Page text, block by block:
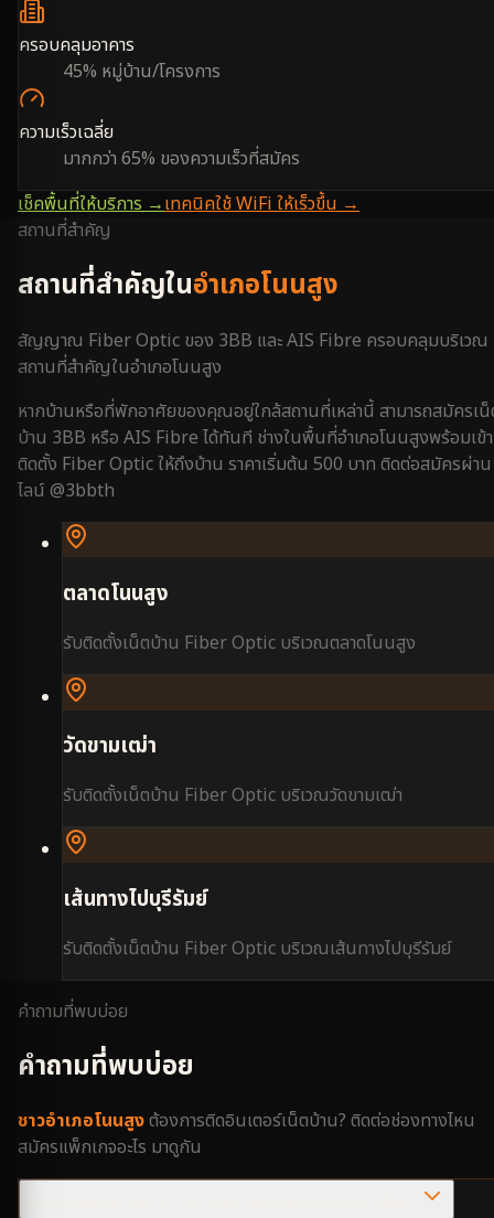
ครอบคลุมอาคาร
45% หมู่บ้าน/โครงการ
ความเร็วเฉลี่ย
มากกว่า 65% ของความเร็วที่สมัคร
เช็คพื้นที่ให้บริการ →เทคนิคใช้ WiFi ให้เร็วขึ้น →
สถานที่สำคัญ
สถานที่สำคัญในอำเภอโนนสูง
สัญญาณ Fiber Optic ของ 3BB และ AIS Fibre ครอบคลุมบริเวณ
สถานที่สำคัญในอำเภอโนนสูง
หากบ้านหรือที่พักอาศัยของคุณอยู่ใกล้สถานที่เหล่านี้ สามารถสมัครเ
บ้าน 3BB หรือ AIS Fibre ได้ทันที ช่างในพื้นที่อำเภอโนนสูงพร้อมเข้า
ติดตั้ง Fiber Optic ให้ถึงบ้าน ราคาเริ่มต้น 500 บาท ติดต่อสมัครผ่าน
ไลน์ @3bbth
ตลาดโนนสูง
รับติดตั้งเน็ตบ้าน Fiber Optic บริเวณตลาดโนนสูง
วัดขามเฒ่า
รับติดตั้งเน็ตบ้าน Fiber Optic บริเวณวัดขามเฒ่า
เส้นทางไปบุรีรัมย์
รับติดตั้งเน็ตบ้าน Fiber Optic บริเวณเส้นทางไปบุรีรัมย์
คำถามที่พบบ่อย
คำถามที่พบบ่อย
ชาวอำเภอโนนสูงต้องการติดอินเตอร์เน็ตบ้าน? ติดต่อช่องทางไหน
สมัครแพ็กเกจอะไร มาดูกัน